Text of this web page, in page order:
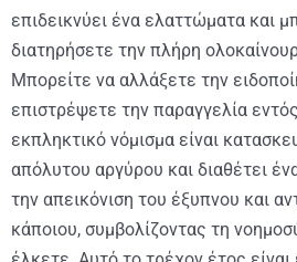
επιδεικνύει ένα ελαττώματα και
διατηρήσετε την πλήρη
Μπορείτε να αλλάξετε την
επιστρέψετε την παραγγελία
εκπληκτικό νόμισμα είναι
απόλυτου αργύρου και διαθέτει
την απεικόνιση του έξυπνου και
κάποιου, συμβολίζοντας τη